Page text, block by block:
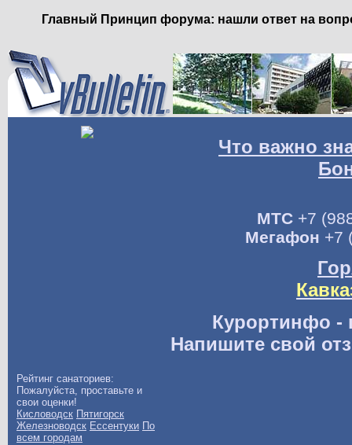
Главный Принцип форума: нашли ответ на
Что важно
МТС+7
Мегафон +7
Курортинфо -
Напишите свой
Рейтинг санаториев:
Пожалуйста, проставьте и
свои оценки!
Кисловодск Пятигорск
Железноводск Ессентуки По
всем городам